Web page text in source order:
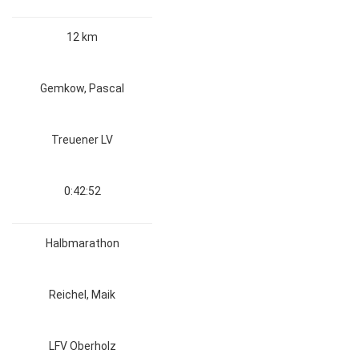
12 km
Gemkow, Pascal
Treuener LV
0:42:52
Halbmarathon
Reichel, Maik
LFV Oberholz